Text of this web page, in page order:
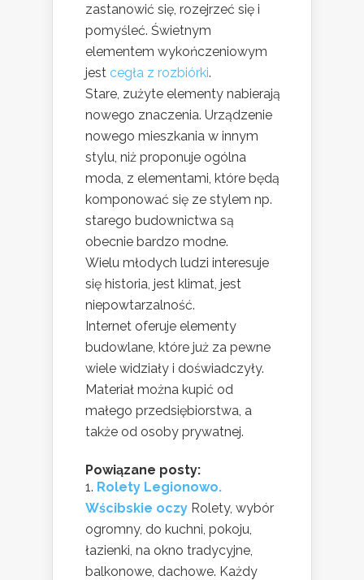
zastanowić się, rozejrzeć się i
pomyśleć. Świetnym
elementem wykończeniowym
jest cegła z rozbiórki.
Stare, zużyte elementy nabierają
nowego znaczenia. Urządzenie
nowego mieszkania w innym
stylu, niż proponuje ogólna
moda, z elementami, które będą
komponować się ze stylem np.
starego budownictwa są
obecnie bardzo modne.
Wielu młodych ludzi interesuje
się historia, jest klimat, jest
niepowtarzalność.
Internet oferuje elementy
budowlane, które już za pewne
wiele widziały i doświadczyły.
Materiał można kupić od
małego przedsiębiorstwa, a
także od osoby prywatnej.
Powiązane posty:
Rolety Legionowo.
Wścibskie oczy Rolety, wybór
ogromny, do kuchni, pokoju,
łazienki, na okno tradycyjne,
balkonowe, dachowe. Każdy